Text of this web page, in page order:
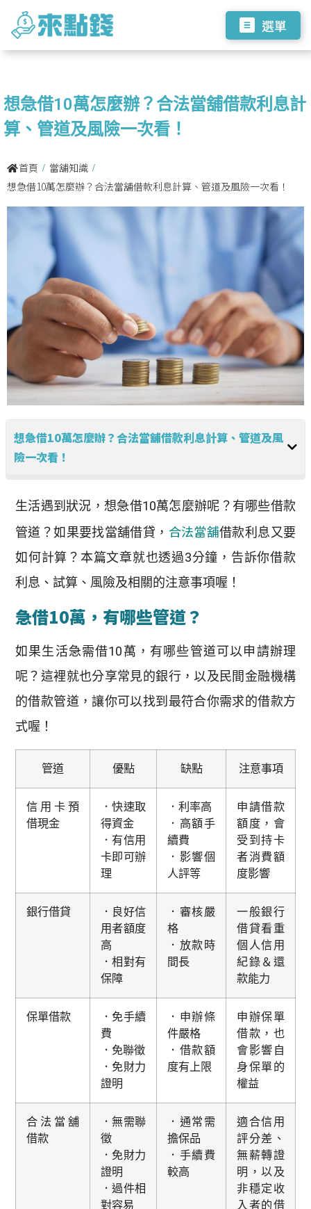
選單
想急借10萬怎麼辦？合法當舖借款利息計
算、管道及風險一次看！
首頁 / 當舖知識 /
想急借10萬怎麼辦？合法當舖借款利息計算、管道及風險一次看！
想急借10萬怎麼辦？合法當舖借款利息計算、管道及風
險一次看！
生活遇到狀況，想急借10萬怎麼辦呢？有哪些借款
管道？如果要找當舖借貸， 合法當舖借款利息又要
如何計算？本篇文章就也透過3分鐘，告訴你借款
利息、試算、風險及相關的注意事項喔！
急借10萬，有哪些管道？
如果生活急需借10萬，有哪些管道可以申請辦理
呢？這裡就也分享常見的銀行，以及民間金融機構
的借款管道，讓你可以找到最符合你需求的借款方
式喔！
管道 優點 缺點 注意事項
信用卡預
借現金
．快速取
得資金
．有信用
卡即可辦
理
．利率高
．高額手
續費
．影響個
人評等
申請借款
額度，會
受到持卡
者消費額
度影響
銀行借貸
．良好信
用者額度
高
．相對有
保障
．審核嚴
格
．放款時
間長
一般銀行
借貸看重
個人信用
紀錄＆還
款能力
保單借款
．免手續
費
．免聯徵
．免財力
證明
．申辦條
件嚴格
．借款額
度有上限
申辦保單
借款，也
會影響自
身保單的
權益
合法當舖
借款
．無需聯
徵
．免財力
證明
．過件相
對容易
．通常需
擔保品
．手續費
較高
適合信用
評分差、
無薪轉證
明，以及
非穩定收
入者的借